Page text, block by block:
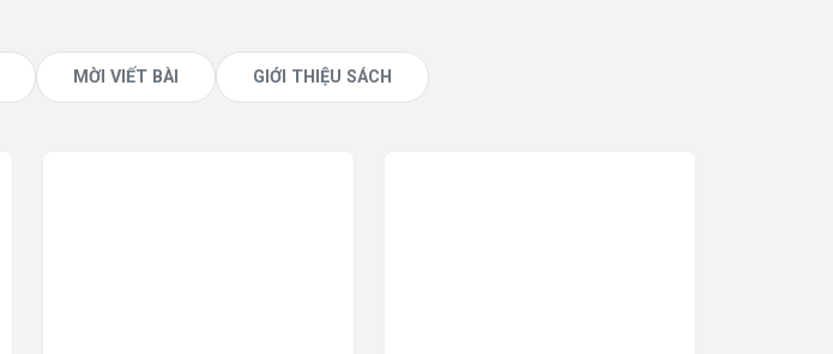
MỜI VIẾT BÀI GIỚI THIỆU SÁCH